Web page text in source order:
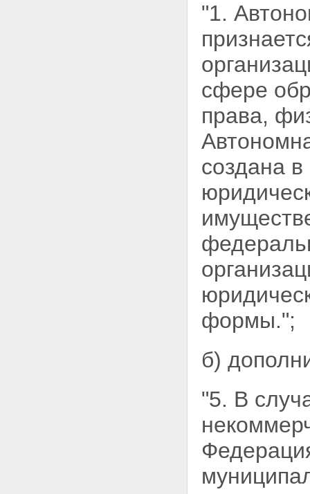
"1.
сфере
права,
создана
формы.";
б)
"5. В